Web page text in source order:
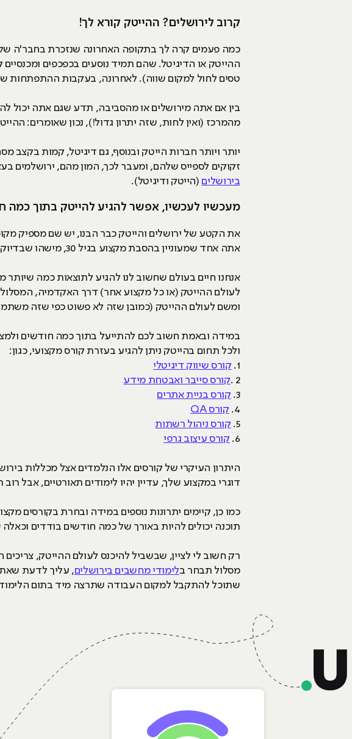
קרוב לירושלים? ההייטק קורא לך!
כמה פעמים קרה לך בתקופה האחרונה שנזכרת בחבר'ה
טסים לחול למקום שווה). לאחרונה, בעקבות ההתפתחות
בין אם אתה מירושלים או מהסביבה, תדע שגם אתה יכול
מהמרכז (ואין לחות, שזה יתרון גדול!), נכון שאומרים:
יותר ויותר חברות הייטק ובנוסף, גם דיגיטל, קמות
זקוקים לספייס שלהם, ומעבר לכך, המון מהם, ירושלמים
בירושלים (הייטק ודיגיטל).
מעכשיו לעכשיו, אפשר להגיע להייטק בתוך כמה
את הקטע של ירושלים והייטק כבר הבנו, יש שם מספיק
אתה אחד שמעוניין בהסבת מקצוע בגיל 30, מישהו שבדיוק סיים צבא או שאתה מתלבט אם כרגע ללכת לאקדמיה או ללימודים מקצועיים?
אנחנו חיים בעולם שחשוב לנו להגיע לתוצאות כמה
לעולם ההייטק (או כל מקצוע אחר) דרך האקדמיה, המסלול הרגיל של – 4 שנים של מסלול מדעי
ומשם לעולם ההייטק (כמובן שזה לא פשוט כפי שזה
במידה ובאמת חשוב לכם להתייעל בתוך כמה חודשים
ולכל תחום בהייטק ניתן להגיע בעזרת קורס מקצועי, כגון:
1. קורס שיווק דיגיטלי
2 . קורס סייבר ואבטחת מידע
3. קורס בניית אתרים
4. קורס QA
5. קורס ניהול רשתות
6. קורס עיצוב גרפי
היתרון העיקרי של קורסים אלו הנלמדים אצל מכללות
דוגרי במקצוע שלך, עדיין יהיו לימודים תאורטיים,
כמו כן, קיימים יתרונות נוספים במידה ובחרת בקורסים
תוכנה יכולים להיות באורך של כמה חודשים בודדים וכאלה של פיתוח או בניית
רק חשוב לי לציין, שבשביל להיכנס לעולם ההייטק, צריכים
מסלול תבחר בלימודי מחשבים בירושלים, עליך לדעת
שתוכל להתקבל למקום העבודה שתרצה מיד בתום